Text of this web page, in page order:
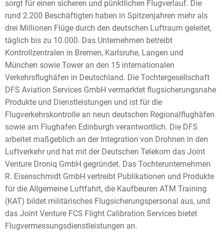
sorgt für einen sicheren und pünktlichen Flugverlauf. Die
rund 2.200 Beschäftigten haben in Spitzenjahren mehr als
drei Millionen Flüge durch den deutschen Luftraum geleitet,
täglich bis zu 10.000. Das Unternehmen betreibt
Kontrollzentralen in Bremen, Karlsruhe, Langen und
München sowie Tower an den 15 internationalen
Verkehrsflughäfen in Deutschland. Die Tochtergesellschaft
DFS Aviation Services GmbH vermarktet flugsicherungsnahe
Produkte und Dienstleistungen und ist für die
Flugverkehrskontrolle an neun deutschen Regionalflughäfen
sowie am Flughafen Edinburgh verantwortlich. Die DFS
arbeitet maßgeblich an der Integration von Drohnen in den
Luftverkehr und hat mit der Deutschen Telekom das Joint
Venture Droniq GmbH gegründet. Das Tochterunternehmen
R. Eisenschmidt GmbH vertreibt Publikationen und Produkte
für die Allgemeine Luftfahrt, die Kaufbeuren ATM Training
(KAT) bildet militärisches Flugsicherungspersonal aus, und
das Joint Venture FCS Flight Calibration Services bietet
Flugvermessungsdienstleistungen an.